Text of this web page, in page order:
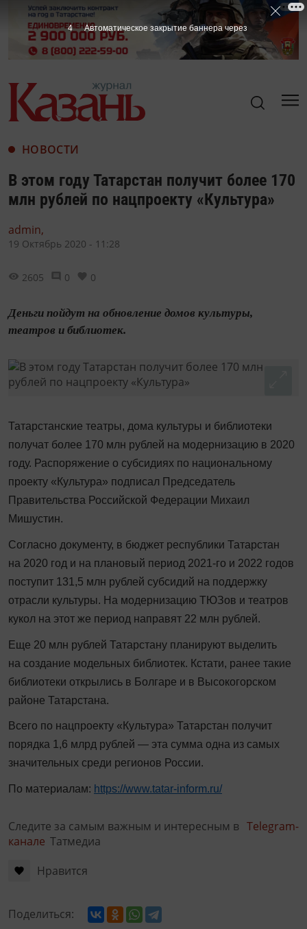
НОВОСТИ
В этом году Татарстан получит более 170
млн рублей по нацпроекту «Культура»
admin,
19 Октябрь 2020 - 11:28
2605 0 0
Деньги пойдут на обновление домов культуры,
театров и библиотек.
Татарстанские театры, дома культуры и библиотеки
получат более 170 млн рублей на модернизацию в 2020
году. Распоряжение о субсидиях по национальному
проекту «Культура» подписал Председатель
Правительства Российской Федерации Михаил
Мишустин.
Согласно документу, в бюджет республики Татарстан
на 2020 год и на плановый период 2021-го и 2022 годов
поступит 131,5 млн рублей субсидий на поддержку
отрасли культуры. На модернизацию ТЮЗов и театров
кукол на этот же период направят 22 млн рублей.
Еще 20 млн рублей Татарстану планируют выделить
на создание модельных библиотек. Кстати, ранее такие
библиотеки открылись в Болгаре и в Высокогорском
районе Татарстана.
Всего по нацпроекту «Культура» Татарстан получит
порядка 1,6 млрд рублей — эта сумма одна из самых
значительных среди регионов России.
По материалам: https://www.tatar-inform.ru/
Следите за самым важным и интересным в Telegram-
канале Татмедиа
Нравится
Поделиться:
3 Автоматическое закрытие баннера через